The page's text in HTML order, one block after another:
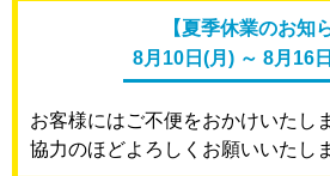
【夏季休業のお知
8月10日(月) ～ 8月16
お客様にはご不便をおかけいたし
協力のほどよろしくお願いいたし